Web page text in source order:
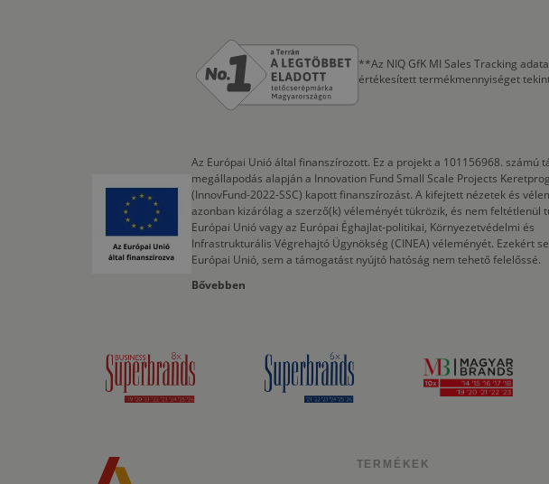
**Az NIQ GfK MI Sales Tracking
értékesített termékmennyiséget
Az Európai Unió által finanszírozott. Ez a projekt a 101156968. számú
megállapodás alapján a Innovation Fund Small Scale Projects
(InnovFund-2022-SSC) kapott finanszírozást. A kifejtett nézetek és
azonban kizárólag a szerző(k) véleményét tükrözik, és nem feltétlenül
Európai Unió vagy az Európai Éghajlat-politikai, Környezetvédelmi és
Infrastrukturális Végrehajtó Ügynökség (CINEA) véleményét. Ezekért
Európai Unió, sem a támogatást nyújtó hatóság nem tehető felelőssé.
Bővebben
TERMÉKEK